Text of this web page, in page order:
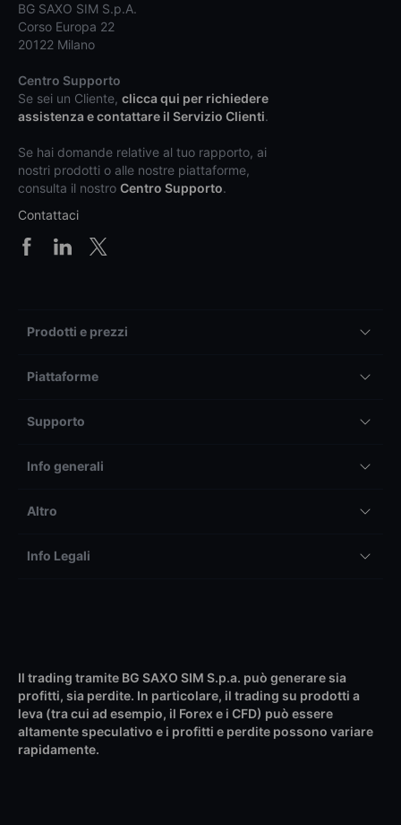
BG SAXO SIM S.p.A.
Corso Europa 22
20122 Milano
Centro Supporto
Se sei un Cliente, clicca qui per richiedere
assistenza e contattare il Servizio Clienti.
Se hai domande relative al tuo rapporto, ai
nostri prodotti o alle nostre piattaforme,
consulta il nostro Centro Supporto.
Contattaci
Prodotti e prezzi
Piattaforme
Supporto
Info generali
Altro
Info Legali
Il trading tramite BG SAXO SIM S.p.a. può generare sia
profitti, sia perdite. In particolare, il trading su prodotti a
leva (tra cui ad esempio, il Forex e i CFD) può essere
altamente speculativo e i profitti e perdite possono variare
rapidamente.